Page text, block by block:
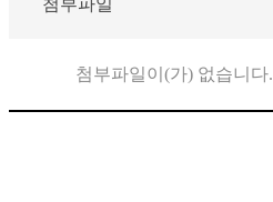
첨부파일이(가) 없습니다.